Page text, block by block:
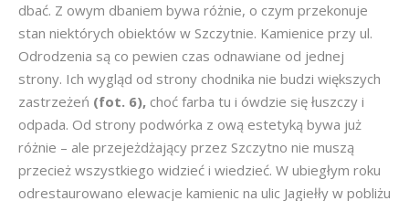
dbać. Z owym dbaniem bywa różnie, o czym przekonuje
stan niektórych obiektów w Szczytnie. Kamienice przy ul.
Odrodzenia są co pewien czas odnawiane od jednej
strony. Ich wygląd od strony chodnika nie budzi większych
zastrzeżeń (fot. 6), choć farba tu i ówdzie się łuszczy i
odpada. Od strony podwórka z ową estetyką bywa już
różnie – ale przejeżdżający przez Szczytno nie muszą
przecież wszystkiego widzieć i wiedzieć. W ubiegłym roku
odrestaurowano elewacje kamienic na ulic Jagiełły w pobliżu